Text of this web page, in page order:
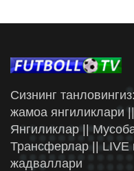
Сизнинг
жамоа янгиликлари
Янгиликлар ||
Трансферлар || LIVE
жадваллари